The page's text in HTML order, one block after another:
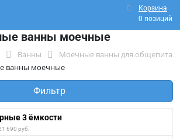
Корзина
0 позиций
ванны моечные
Ванны
Моечные ванны для общепита
ванны моечные
Фильтр
3 ёмкости
690 руб.